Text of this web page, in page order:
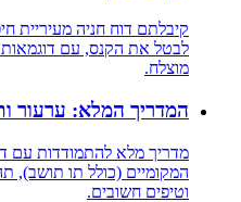
לבטל את הקנס, עם דוגמאות
מוצלח.
המדריך המלא: ערעור
מדריך מלא להתמודדות עם
המקומיים (כולל תו תושב),
וטיפים חשובים.